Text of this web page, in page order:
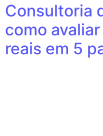
Consultoria
como
reais em 5